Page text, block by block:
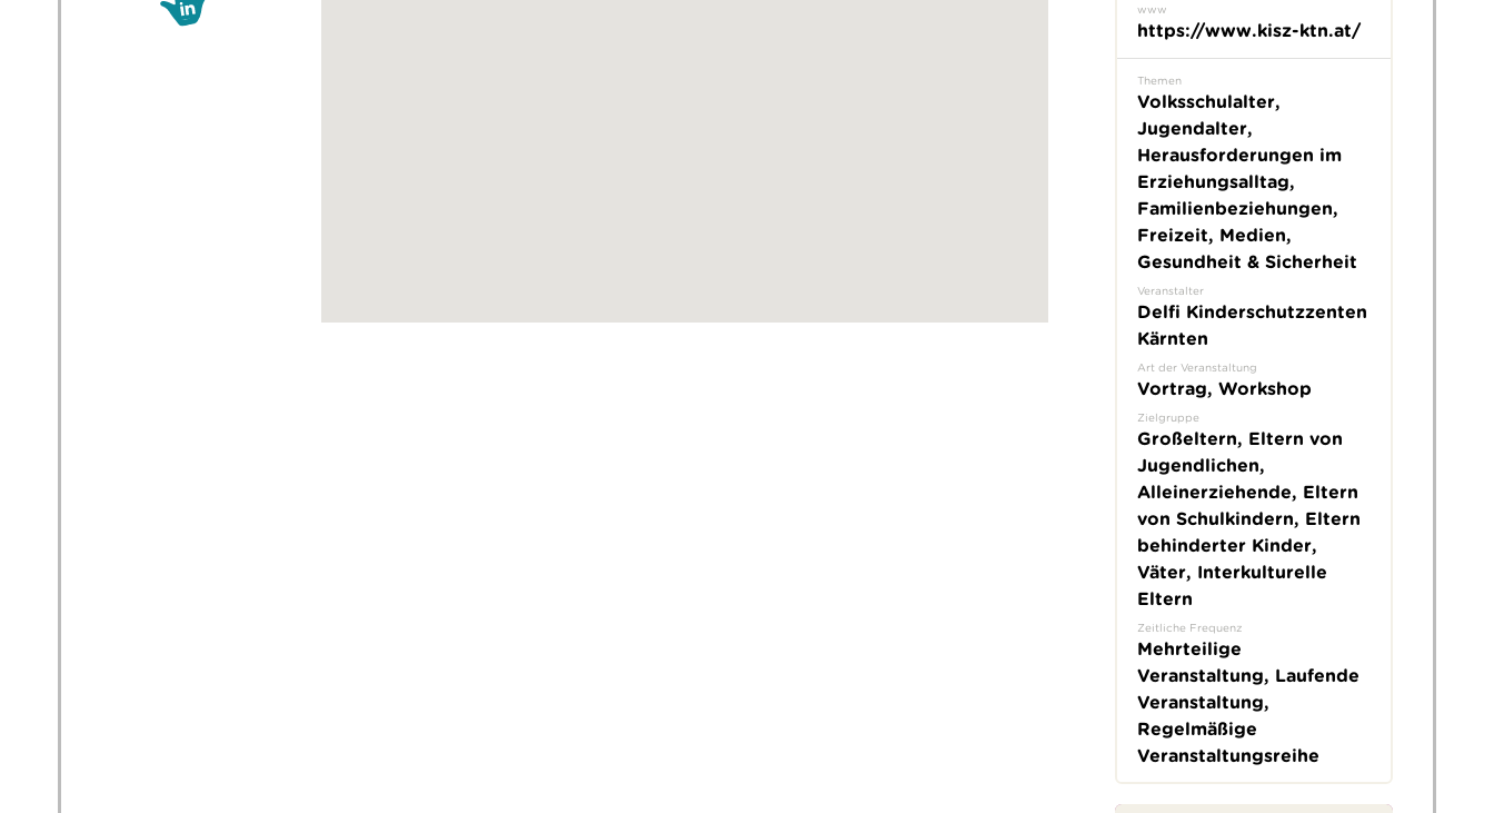
www
https://www.kisz-ktn.at/
Themen
Volksschulalter,
Jugendalter,
Herausforderungen im
Erziehungsalltag,
Familienbeziehungen,
Freizeit, Medien,
Gesundheit & Sicherheit
Veranstalter
Delfi Kinderschutzzenten
Kärnten
Art der Veranstaltung
Vortrag, Workshop
Zielgruppe
Großeltern, Eltern von
Jugendlichen,
Alleinerziehende, Eltern
von Schulkindern, Eltern
behinderter Kinder,
Väter, Interkulturelle
Eltern
Zeitliche Frequenz
Mehrteilige
Veranstaltung, Laufende
Veranstaltung,
Regelmäßige
Veranstaltungsreihe